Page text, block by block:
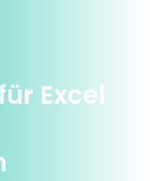
Excel